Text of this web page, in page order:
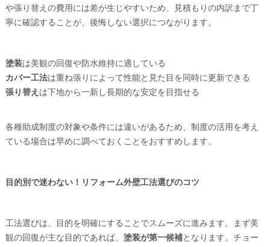
や張り替えの費用には差が生じやすいため、見積もりの内訳まで丁
寧に確認することが、後悔しない選択につながります。
塗装は美観の回復や防水維持に適している
カバー工法は重ね張りによって性能と見た目を同時に更新できる
張り替え は下地から一新し長期的な安定を目指せる
各種助成制度の対象や条件には違いがあるため、制度の活用を考え
ている場合は早めに調べておくことをおすすめします。
目的別で迷わない！リフォーム外壁工法選びのコツ
工法選びは、目的を明確にすることでスムーズに進みます。まず美
観の回復が主な目的であれば、 塗装が第一候補となります。チョー